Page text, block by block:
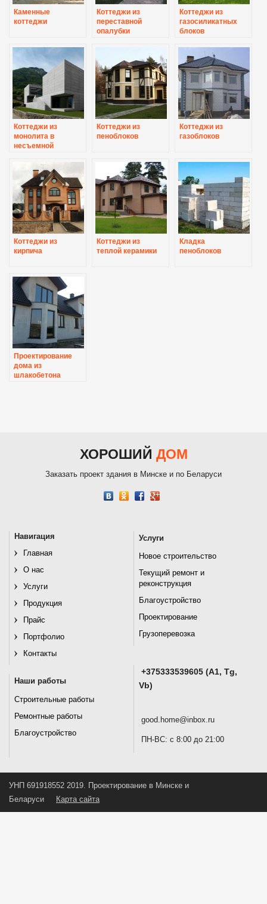
Каменные
коттеджи
Коттеджи из
переставной
опалубки
Коттеджи из
газосиликатных
блоков
Коттеджи из
монолита в
несъемной
Коттеджи из
пеноблоков
Коттеджи из
газоблоков
Коттеджи из
кирпича
Коттеджи из
теплой керамики
Кладка
пеноблоков
Проектирование
дома из
шлакобетона
ХОРОШИЙ ДОМ
Заказать проект здания в Минске и по Беларуси
Навигация
Главная
О нас
Услуги
Продукция
Прайс
Портфолио
Контакты
Услуги
Новое строительство
Текущий ремонт и
реконструкция
Благоустройство
Проектирование
Грузоперевозка
Наши работы
Строительные работы
Ремонтные работы
Благоустройство
+375333539605 (A1, Tg,
Vb)
good.home@inbox.ru
ПН-ВС: с 8:00 до 21:00
УНП 691918552 2019. Проектирование в Минске и
Беларуси
Карта сайта